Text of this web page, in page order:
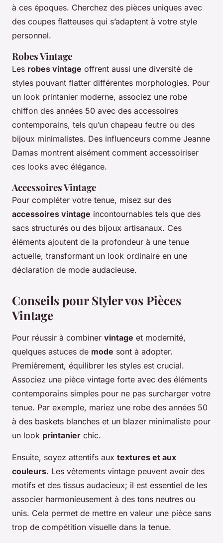
à ces époques. Cherchez des pièces uniques avec
des coupes flatteuses qui s’adaptent à votre style
personnel.
Robes Vintage
Les robes vintage offrent aussi une diversité de
styles pouvant flatter différentes morphologies. Pour
un look printanier moderne, associez une robe
chiffon des années 50 avec des accessoires
contemporains, tels qu’un chapeau feutre ou des
bijoux minimalistes. Des influenceurs comme Jeanne
Damas montrent aisément comment accessoiriser
ces looks avec élégance.
Accessoires Vintage
Pour compléter votre tenue, misez sur des
accessoires vintage incontournables tels que des
sacs structurés ou des bijoux artisanaux. Ces
éléments ajoutent de la profondeur à une tenue
actuelle, transformant un look ordinaire en une
déclaration de mode audacieuse.
Conseils pour Styler vos Pièces
Vintage
Pour réussir à combiner vintage et modernité,
quelques astuces de mode sont à adopter.
Premièrement, équilibrer les styles est crucial.
Associez une pièce vintage forte avec des éléments
contemporains simples pour ne pas surcharger votre
tenue. Par exemple, mariez une robe des années 50
à des baskets blanches et un blazer minimaliste pour
un look printanier chic.
Ensuite, soyez attentifs aux textures et aux
couleurs. Les vêtements vintage peuvent avoir des
motifs et des tissus audacieux; il est essentiel de les
associer harmonieusement à des tons neutres ou
unis. Cela permet de mettre en valeur une pièce sans
trop de compétition visuelle dans la tenue.